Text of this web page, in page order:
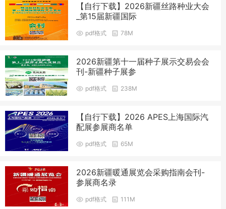
【自行下载】2026新疆丝路种业大会
_第15届新疆国际
pdf格式 78M
2026新疆第十一届种子展示交易会会
刊-新疆种子展参
pdf格式 238M
【自行下载】2026 APES上海国际汽
配展参展商名单
pdf格式 65M
2026新疆暖通展览会采购指南会刊-
参展商名录
pdf格式 111M